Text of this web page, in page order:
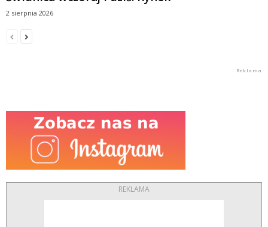
2 sierpnia 2026
REKLAMA